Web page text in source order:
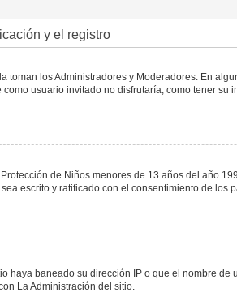
y el registro
toman los Administradores y Moderadores. En
usuario invitado no disfrutaría, como tener
de Niños menores de 13 años del año
escrito y ratificado con el consentimiento de
haya baneado su dirección IP o que el nombre
La Administración del sitio.